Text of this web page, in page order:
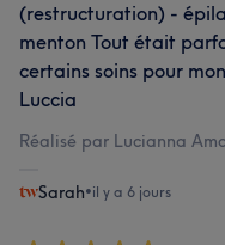
(restructuration) -
menton Tout était
certains soins pour
Luccia
Réalisé par Lucianna
Sarah•il y a 6 jours